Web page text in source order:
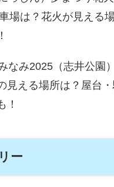
場は？花火が見える
なみ2025（志井公園
見える場所は？屋台
！
ー